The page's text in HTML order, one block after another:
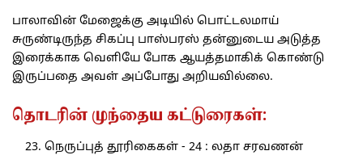
பாலாவின் மேஜைக்கு அடியில் பொட்டலமாய்
சுருண்டிருந்த சிகப்பு பாஸ்பரஸ் தன்னுடைய அடுத்த
இரைக்காக வெளியே போக ஆயத்தமாகிக் கொண்டு
இருப்பதை அவள் அப்போது அறியவில்லை.
தொடரின் முந்தைய கட்டுரைகள்:
நெருப்புத் தூரிகைகள் - 24 : லதா சரவணன்